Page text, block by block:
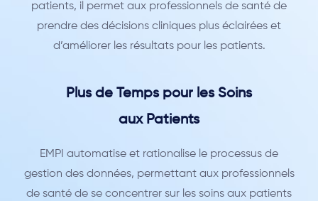
patients, il permet aux professionnels de santé de
prendre des décisions cliniques plus éclairées et
d’améliorer les résultats pour les patients.
Plus de Temps pour les Soins
aux Patients
EMPI automatise et rationalise le processus de
gestion des données, permettant aux professionnels
de santé de se concentrer sur les soins aux patients